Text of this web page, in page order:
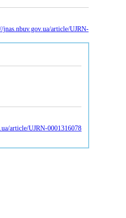
jnas.nbuv.gov.ua/article/UJRN-
article/UJRN-0001316078